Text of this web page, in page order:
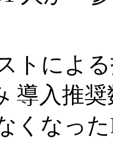
トによ
導入推
くなっ